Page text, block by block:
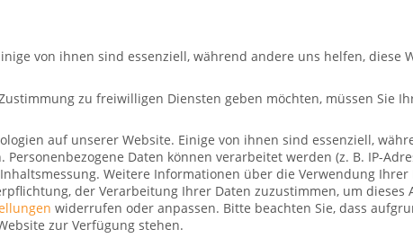
Hotelsuche So fliegt ihr Merch-Shop
von ihnen sind essenziell, während andere uns helfen, diese
zu freiwilligen Diensten geben möchten, müssen Sie
auf unserer Website. Einige von ihnen sind essenziell,
Personenbezogene Daten können verarbeitet werden (z. B. IP-
Weitere Informationen über die Verwendung
der Verarbeitung Ihrer Daten zuzustimmen, um dieses
widerrufen oder anpassen. Bitte beachten Sie, dass
zur Verfügung stehen.